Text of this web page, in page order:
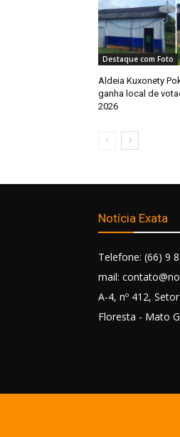
Destaque com Foto
Aldeia Kuxonety
ganha local de
2026
Notícia Exata
Telefone: (66) 9
mail:
A-4, nº 412,
Floresta - Mato